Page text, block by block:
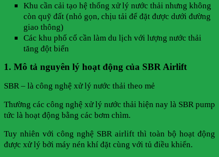
Khu cần cải tạo hệ thống xử lý nước thải nhưng không
còn quỹ đất (nhỏ gọn, chịu tải để đặt được dưới đường
giao thông)
Các khu phố cổ cần làm du lịch với lượng nước thải
tăng đột biến
1. Mô tả nguyên lý hoạt động của SBR Airlift
SBR – là công nghệ xử lý nước thải theo mẻ
Thường các công nghệ xử lý nước thải hiện nay là SBR pump
tức là hoạt động bằng các bơm chìm.
Tuy nhiên với công nghệ SBR airlift thì toàn bộ hoạt động
được xử lý bởi máy nén khí đặt cùng với tủ điều khiển.